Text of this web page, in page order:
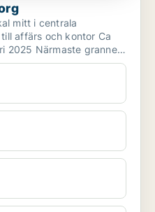
mitt i centrala
affärs och kontor Ca
granne